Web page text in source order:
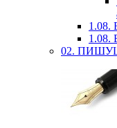
1.08.
1.08.
02.